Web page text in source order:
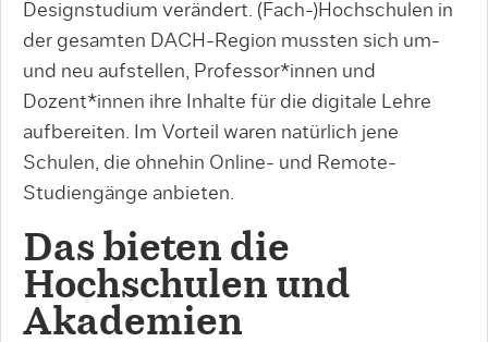
Designstudium verändert. (Fach-)Hochschulen in
der gesamten DACH-Region mussten sich um-
und neu aufstellen, Professor*innen und
Dozent*innen ihre Inhalte für die digitale Lehre
aufbereiten. Im Vorteil waren natürlich jene
Schulen, die ohnehin Online- und Remote-
Studiengänge anbieten.
Das bieten die
Hochschulen und
Akademien